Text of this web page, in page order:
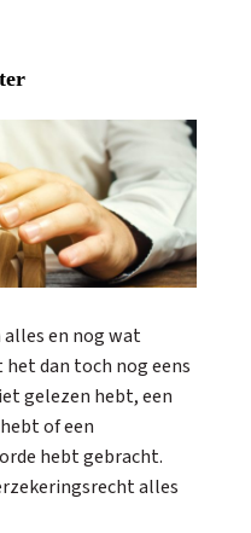
alles en nog wat
dan toch nog eens
gelezen hebt, een
of een
hebt gebracht.
alles